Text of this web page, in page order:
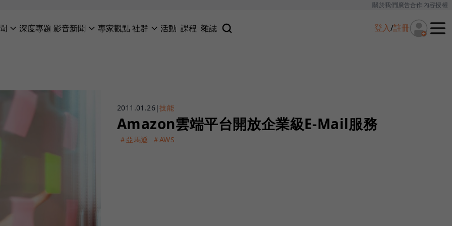
關於我們廣告合作內容授權
深度專題 影音新聞 專家觀點社群 活動 課程 雜誌 登入/註冊
2011.01.26|技能
Amazon雲端平台開放企業級E-Mail服務
＃亞馬遜 ＃AWS